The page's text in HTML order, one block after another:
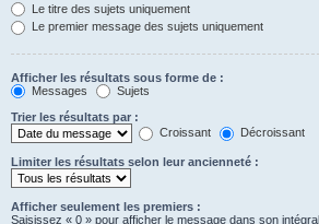
Le titre des sujets uniquement
Le premier message des sujets uniquement
Afficher les résultats sous forme de :
Messages
Sujets
Trier les résultats par :
Croissant
Décroissant
Limiter les résultats selon leur ancienneté :
Afficher seulement les premiers :
Saisissez « 0 » pour afficher le message dans son